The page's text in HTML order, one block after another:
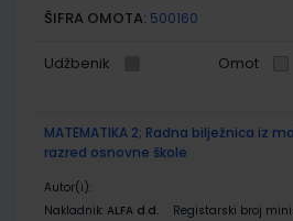
ŠIFRA OMOTA: 500160
Udžbenik Omot
MATEMATIKA 2; Radna bilježnica iz
razred osnovne škole
Autor(i):
Nakladnik: ALFA d.d. Registarski broj